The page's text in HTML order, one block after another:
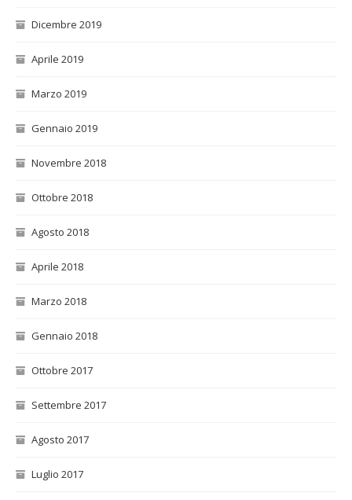
Dicembre 2019
Aprile 2019
Marzo 2019
Gennaio 2019
Novembre 2018
Ottobre 2018
Agosto 2018
Aprile 2018
Marzo 2018
Gennaio 2018
Ottobre 2017
Settembre 2017
Agosto 2017
Luglio 2017